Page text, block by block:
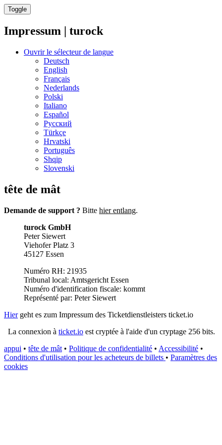
Toggle
Impressum | turock
Ouvrir le sélecteur de langue
Deutsch
English
Français
Nederlands
Polski
Italiano
Español
Русский
Türkçe
Hrvatski
Português
Shqip
Slovenski
tête de mât
Demande de support ? Bitte hier entlang.
turock GmbH
Peter Siewert
Viehofer Platz 3
45127 Essen
Numéro RH: 21935
Tribunal local: Amtsgericht Essen
Numéro d'identification fiscale: kommt
Représenté par: Peter Siewert
Hiergeht es zum Impressum des Ticketdienstleisters ticket.io
La connexion à ticket.io est cryptée à l'aide d'un cryptage 256 bits.
appui • tête de mât • Politique de confidentialité • Accessibilité •
Conditions d'utilisation pour les acheteurs de billets • Paramètres des
cookies